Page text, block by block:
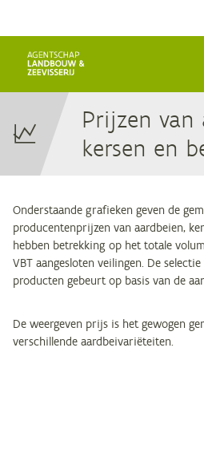
Prij­zen van
ker­sen en
Onderstaande grafieken geven de
producentenprijzen van aardbeien,
hebben betrekking op het totale
VBT aangesloten veilingen. De
producten gebeurt op basis van de
De weergeven prijs is het gewogen
verschillende aardbeivariëteiten.